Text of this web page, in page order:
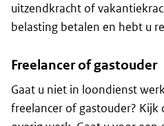
uitzendkracht of
belasting betalen en hebt u
Freelancer of gastouder
Gaat u niet in loondienst
freelancer of gastouder?